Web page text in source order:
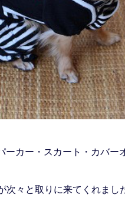
カー・スカート・カバー
次々と取りに来てくれまし